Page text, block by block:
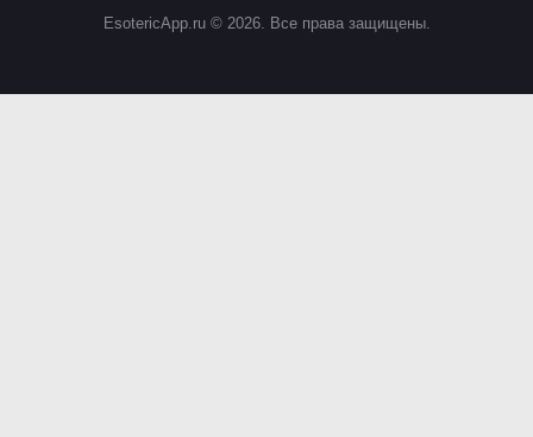
EsotericApp.ru © 2026. Все права защищены.